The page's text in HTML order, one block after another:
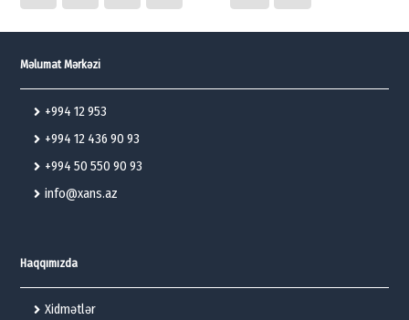
Məlumat Mərkəzi
+994 12 953
+994 12 436 90 93
+994 50 550 90 93
info@xans.az
Haqqımızda
Xidmətlər